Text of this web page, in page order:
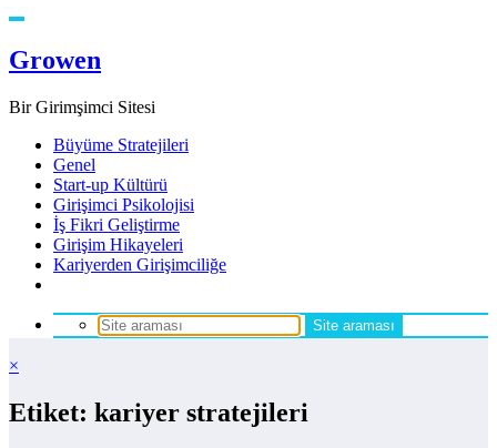
Growen
Bir Girimşimci Sitesi
Büyüme Stratejileri
Genel
Start-up Kültürü
Girişimci Psikolojisi
İş Fikri Geliştirme
Girişim Hikayeleri
Kariyerden Girişimciliğe
×
Etiket: kariyer stratejileri